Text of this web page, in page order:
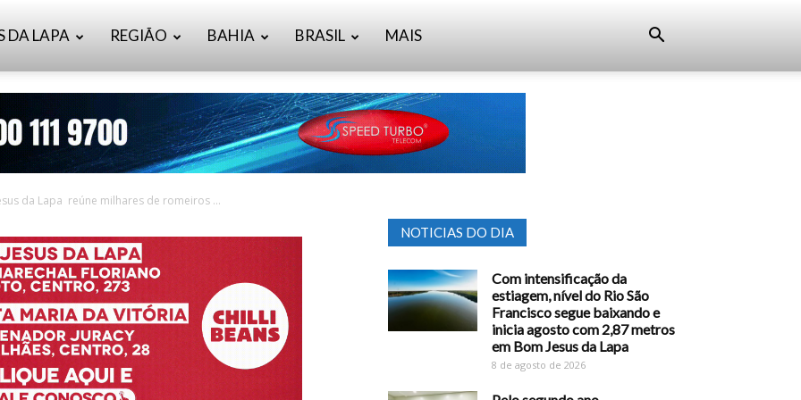
DA LAPA REGIÃO BAHIA BRASIL MAIS
da Lapa reúne milhares de romeiros ...
NOTICIAS DO DIA
Com intensificação da
estiagem, nível do Rio São
Francisco segue baixando e
inicia agosto com 2,87 metros
em Bom Jesus da Lapa
8 de agosto de 2026